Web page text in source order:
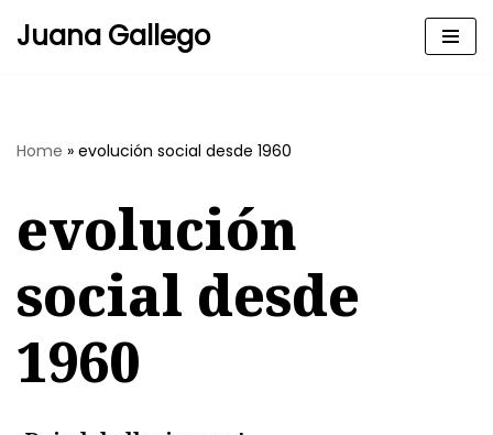
Juana Gallego
Home » evolución social desde 1960
evolución
social desde
1960